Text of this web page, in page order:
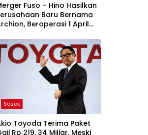
Fuso – Hino Hasilkan
Baru Bernama
Beroperasi 1 April
Sosok
Toyoda Terima Paket
Rp 219, 34 Miliar, Meski